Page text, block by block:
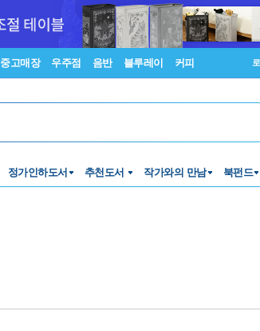
중고매장 우주점 음반 블루레이 커피
정가인하도서 추천도서 작가와의 만남 북펀드